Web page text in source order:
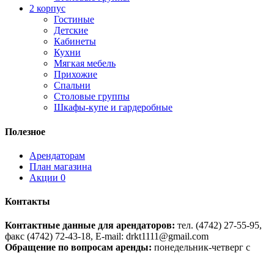
2 корпус
Гостиные
Детские
Кабинеты
Кухни
Мягкая мебель
Прихожие
Спальни
Столовые группы
Шкафы-купе и гардеробные
Полезное
Арендаторам
План магазина
Акции 0
Контакты
Контактные данные для арендаторов: тел. (4742) 27-55-95,
факс (4742) 72-43-18, E-mail: drkt1111@gmail.com
Обращение по вопросам аренды: понедельник-четверг с